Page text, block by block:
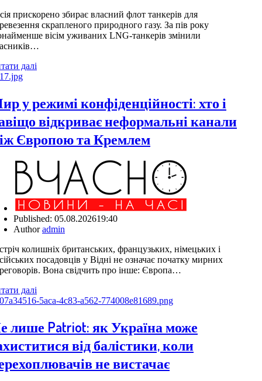
прискорено збирає власний флот танкерів для
скрапленого природного газу. За пів року
вісім уживаних LNG-танкерів змінили
далі
у режимі конфіденційності: хто і
відкриває неформальні канали
Європою та Кремлем
Published: 05.08.202619:40
Authoradmin
колишніх британських, французьких, німецьких і
посадовців у Відні не означає початку мирних
Вона свідчить про інше: Європа…
далі
лише Patriot: як Україна може
від балістики, коли
не вистачає